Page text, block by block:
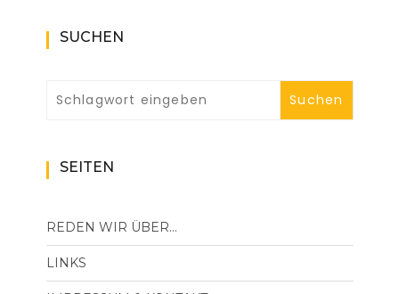
SUCHEN
SEITEN
REDEN WIR ÜBER…
LINKS